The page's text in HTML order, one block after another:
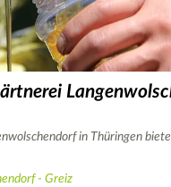
in Thüringen
- Greiz
4